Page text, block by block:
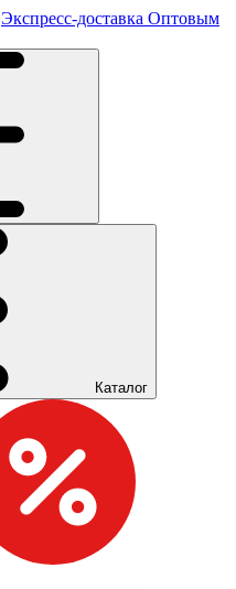
Экспресс-доставка Оптовым
Каталог